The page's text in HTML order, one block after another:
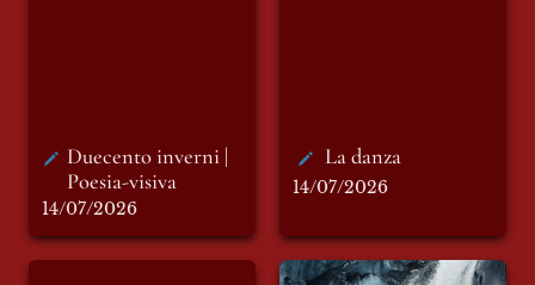
Duecento inverni |
Poesia-visiva
14/07/2026
La danza
14/07/2026
Sotto la cascata del